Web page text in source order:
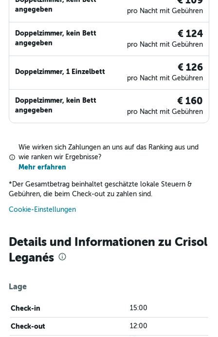
angegeben
pro Nacht mit Gebühren
Doppelzimmer, kein Bett
angegeben
€ 124
pro Nacht mit Gebühren
Doppelzimmer, 1 Einzelbett € 126
pro Nacht mit Gebühren
Doppelzimmer, kein Bett
angegeben
€ 160
pro Nacht mit Gebühren
Wie wirken sich Zahlungen an uns auf das Ranking aus und
wie ranken wir Ergebnisse?
Mehr erfahren
* Der Gesamtbetrag beinhaltet geschätzte lokale Steuern &
Gebühren, die beim Check-out zu zahlen sind.
Cookie-Einstellungen
Details und Informationen zu Crisol
Leganés
Lage
Check-in 15:00
Check-out 12:00